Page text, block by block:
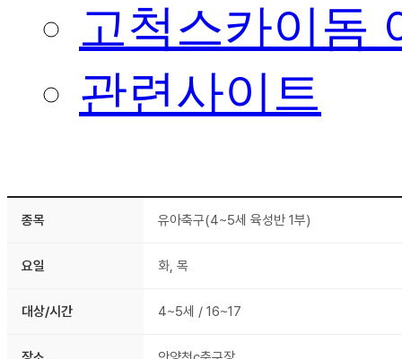
고척스카이돔
관련사이트
종목 유아축구(4~5세 육성반 1부)
요일 화, 목
대상/시간 4~5세 / 16~17